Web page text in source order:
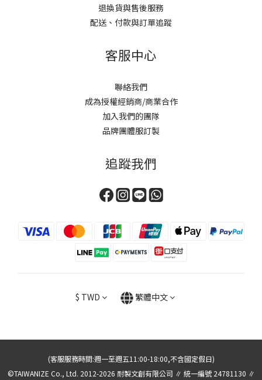
退換貨與售後服務
配送、付款與訂單追蹤
客服中心
聯絡我們
成為授權經銷商/商業合作
加入我們的團隊
品牌團體服訂製
追蹤我們
$ TWD 繁體中文
(客服服務時間:週一至週五11:00-18:00,不含國定假日)
©TAIWANIZE Co., Ltd. 2012-2026 耐製文創有限公司 ∥ 統一編號 24781130 ∥